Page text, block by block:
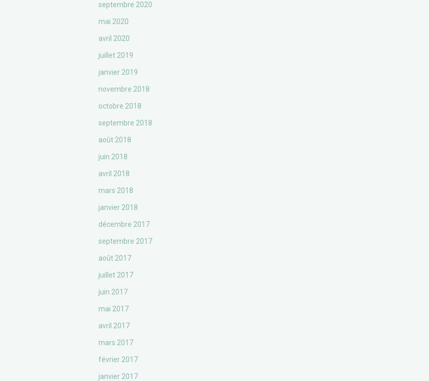
septembre 2020
mai 2020
avril 2020
juillet 2019
janvier 2019
novembre 2018
octobre 2018
septembre 2018
août 2018
juin 2018
avril 2018
mars 2018
janvier 2018
décembre 2017
septembre 2017
août 2017
juillet 2017
juin 2017
mai 2017
avril 2017
mars 2017
février 2017
janvier 2017